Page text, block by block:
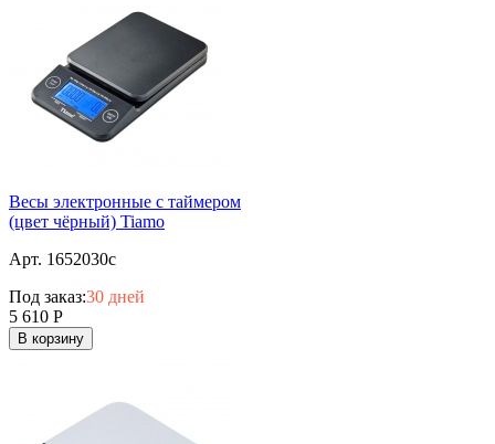
Весы электронные с таймером
(цвет чёрный) Tiamo
Арт. 1652030c
Под заказ:30 дней
5 610 Р
В корзину